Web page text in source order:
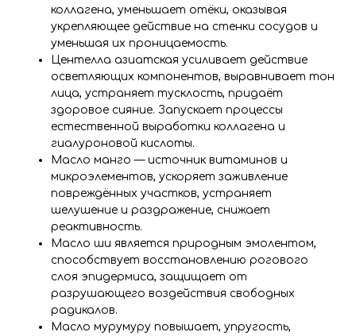
коллагена, уменьшает отёки, оказывая
укрепляющее действие на стенки сосудов и
уменьшая их проницаемость.
Центелла азиатская усиливает действие
осветляющих компонентов, выравнивает тон
лица, устраняет тусклость, придаёт
здоровое сияние. Запускает процессы
естественной выработки коллагена и
гиалуроновой кислоты.
Масло манго — источник витаминов и
микроэлементов, ускоряет заживление
повреждённых участков, устраняет
шелушение и раздражение, снижает
реактивность.
Масло ши является природным эмолентом,
способствует восстановлению рогового
слоя эпидермиса, защищает от
разрушающего воздействия свободных
радикалов.
Масло мурумуру повышает, упругость,